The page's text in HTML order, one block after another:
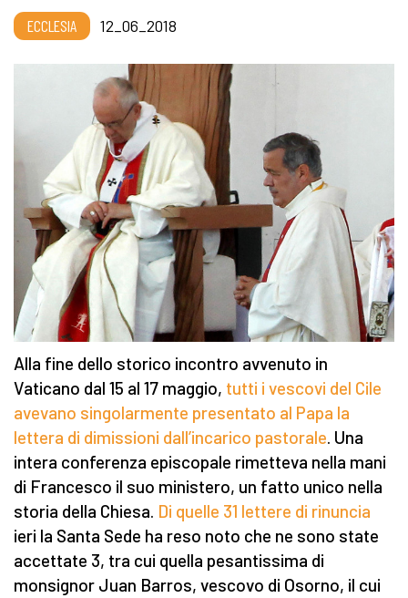
ECCLESIA 12_06_2018
Alla fine dello storico incontro avvenuto in
Vaticano dal 15 al 17 maggio, tutti i vescovi del Cile
avevano singolarmente presentato al Papa la
lettera di dimissioni dall’incarico pastorale. Una
intera conferenza episcopale rimetteva nella mani
di Francesco il suo ministero, un fatto unico nella
storia della Chiesa. Di quelle 31 lettere di rinuncia
ieri la Santa Sede ha reso noto che ne sono state
accettate 3, tra cui quella pesantissima di
monsignor Juan Barros, vescovo di Osorno, il cui